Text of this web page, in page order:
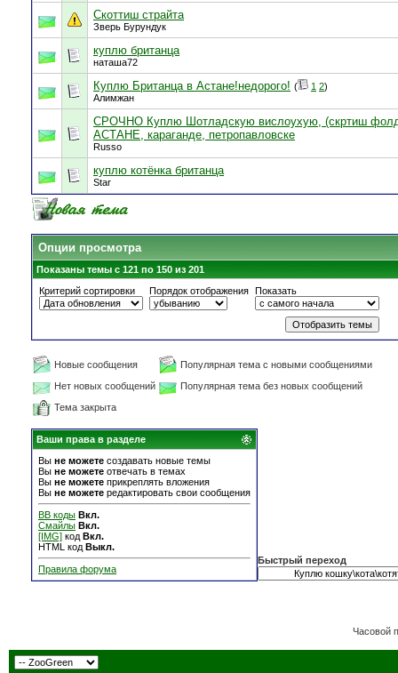
Скоттиш страйта
Зверь Бурундук
куплю британца
наташа72
Куплю Британца в Астане!недорого! ( 1 2)
Алимжан
СРОЧНО Куплю Шотладскую вислоухую, (скртиш
АСТАНЕ, караганде, петропавловске
Russo
куплю котёнка британца
Star
Опции просмотра
Показаны темы с 121 по 150 из 201
Критерий сортировки
Порядок отображения Показать
Новые сообщения
Популярная тема с новыми сообщениями
Нет новых сообщений
Популярная тема без новых сообщений
Тема закрыта
Ваши права в разделе
Вы не можете создавать новые темы
Вы не можете отвечать в темах
Вы не можете прикреплять вложения
Вы не можете редактировать свои сообщения
BB коды Вкл.
Смайлы Вкл.
[IMG] код Вкл.
HTML код Выкл.
Правила форума
Быстрый переход
Часовой